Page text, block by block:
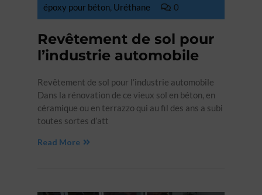
époxy pour béton‎, Uréthane 0
Revêtement de sol pour
l’industrie automobile
Revêtement de sol pour l’industrie automobile
Dans la rénovation de ce vieux sol en béton, en
céramique ou en terrazzo qui au fil des ans a subi
toutes sortes d’att
Read More